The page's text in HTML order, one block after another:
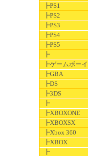
┣PS1
┣PS2
┣PS3
┣PS4
┣PS5
┣
┣ゲームボーイ
┣GBA
┣DS
┣3DS
┣
┣XBOXONE
┣XBOXSX
┣Xbox 360
┣XBOX
┣